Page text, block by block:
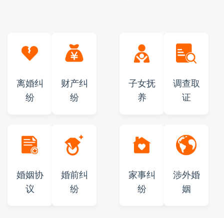
离婚纠
纷
财产纠
纷
子女抚
养
调查取
证
婚姻协
议
婚前纠
纷
家事纠
纷
涉外婚
姻